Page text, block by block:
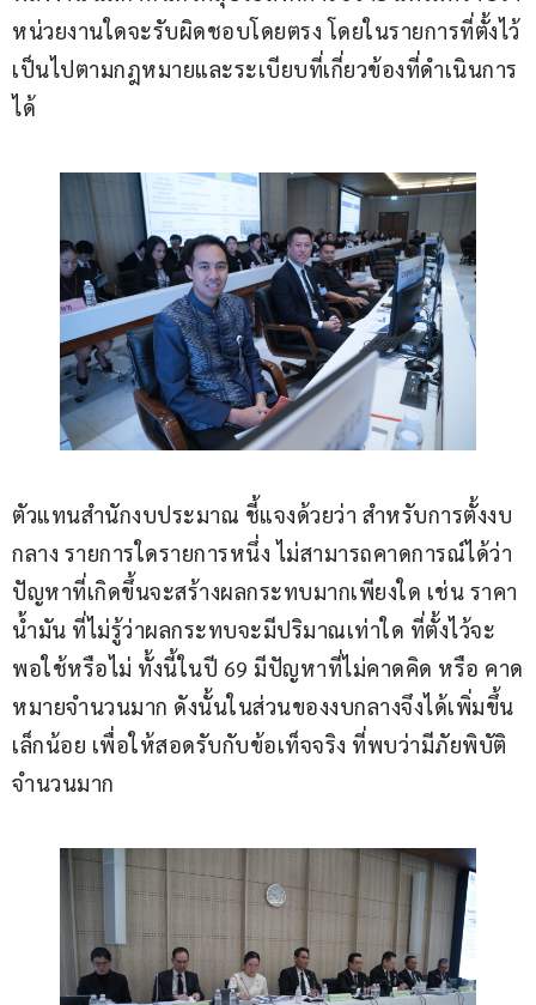
หน่วยงานใดจะรับผิดชอบโดยตรง โดยในรายการที่ตั้งไว้
เป็นไปตามกฎหมายและระเบียบที่เกี่ยวข้องที่ดำเนินการ
ได้
ตัวแทนสำนักงบประมาณ ชี้แจงด้วยว่า สำหรับการตั้งงบ
กลาง รายการใดรายการหนึ่ง ไม่สามารถคาดการณ์ได้ว่า
ปัญหาที่เกิดขึ้นจะสร้างผลกระทบมากเพียงใด เช่น ราคา
น้ำมัน ที่ไม่รู้ว่าผลกระทบจะมีปริมาณเท่าใด ที่ตั้งไว้จะ
พอใช้หรือไม่ ทั้งนี้ในปี 69 มีปัญหาที่ไม่คาดคิด หรือ คาด
หมายจำนวนมาก ดังนั้นในส่วนของงบกลางจึงได้เพิ่มขึ้น
เล็กน้อย เพื่อให้สอดรับกับข้อเท็จจริง ที่พบว่ามีภัยพิบัติ
จำนวนมาก